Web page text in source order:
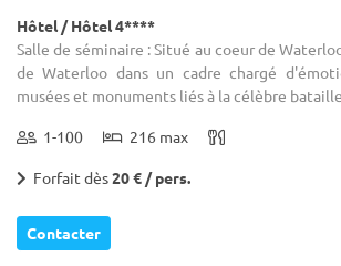
Hôtel / Hôtel 4****
Salle de séminaire : Situé au coeur de
de Waterloo dans un cadre chargé
musées et monuments liés à la célèbre bataille
1-100 216 max
Forfait dès20 € / pers.
Contacter